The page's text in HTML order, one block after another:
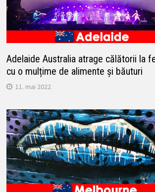
Adelaide Australia atrage călătorii la
cu o mulțime de alimente și băuturi
11. mai 2022